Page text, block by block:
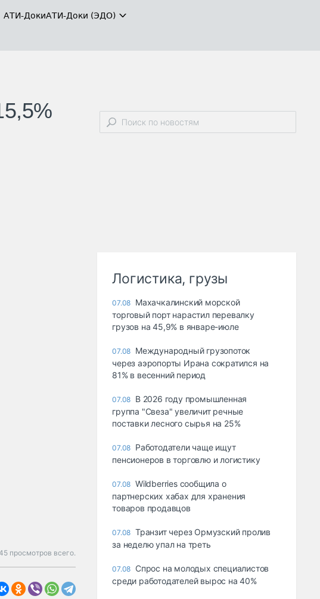
АТИ-ДокиАТИ-Доки (ЭДО)
просмотров всего.
Логистика, грузы
07.08 Махачкалинский морской
торговый порт нарастил перевалку
грузов на 45,9% в январе-июле
07.08 Международный грузопоток
через аэропорты Ирана сократился на
81% в весенний период
07.08 В 2026 году промышленная
группа "Свеза" увеличит речные
поставки лесного сырья на 25%
07.08 Работодатели чаще ищут
пенсионеров в торговлю и логистику
07.08 Wildberries сообщила о
партнерских хабах для хранения
товаров продавцов
07.08 Транзит через Ормузский пролив
за неделю упал на треть
07.08 Спрос на молодых специалистов
среди работодателей вырос на 40%